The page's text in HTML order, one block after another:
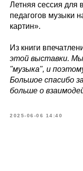
Летняя сессия для
педагогов музыки
картин».
Из книги
этой выставки.
"музыка", и
Большое спасибо
больше о
2025-06-06 14:40